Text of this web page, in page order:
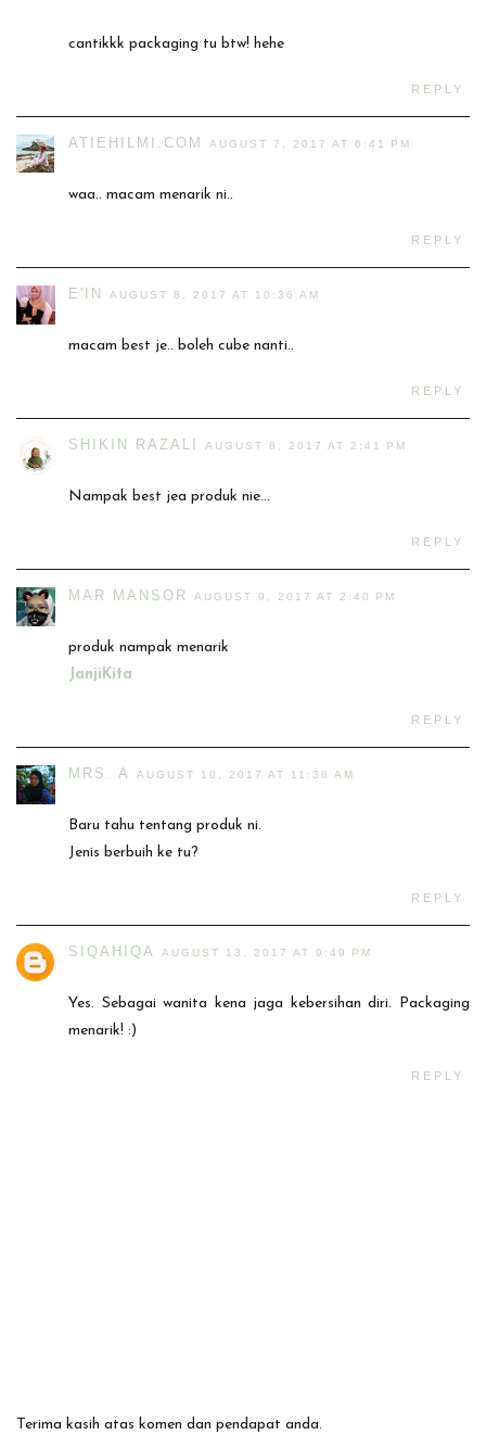
cantikkk packaging tu btw! hehe
REPLY
ATIEHILMI.COM AUGUST 7, 2017 AT 6:41 PM
waa.. macam menarik ni..
REPLY
E'IN AUGUST 8, 2017 AT 10:36 AM
macam best je.. boleh cube nanti..
REPLY
SHIKIN RAZALI AUGUST 8, 2017 AT 2:41 PM
Nampak best jea produk nie...
REPLY
MAR MANSOR AUGUST 9, 2017 AT 2:40 PM
produk nampak menarik
JanjiKita
REPLY
MRS. A AUGUST 10, 2017 AT 11:36 AM
Baru tahu tentang produk ni.
Jenis berbuih ke tu?
REPLY
SIQAHIQA AUGUST 13, 2017 AT 9:49 PM
Yes. Sebagai wanita kena jaga kebersihan diri. Packaging
menarik! :)
REPLY
Terima kasih atas komen dan pendapat anda.